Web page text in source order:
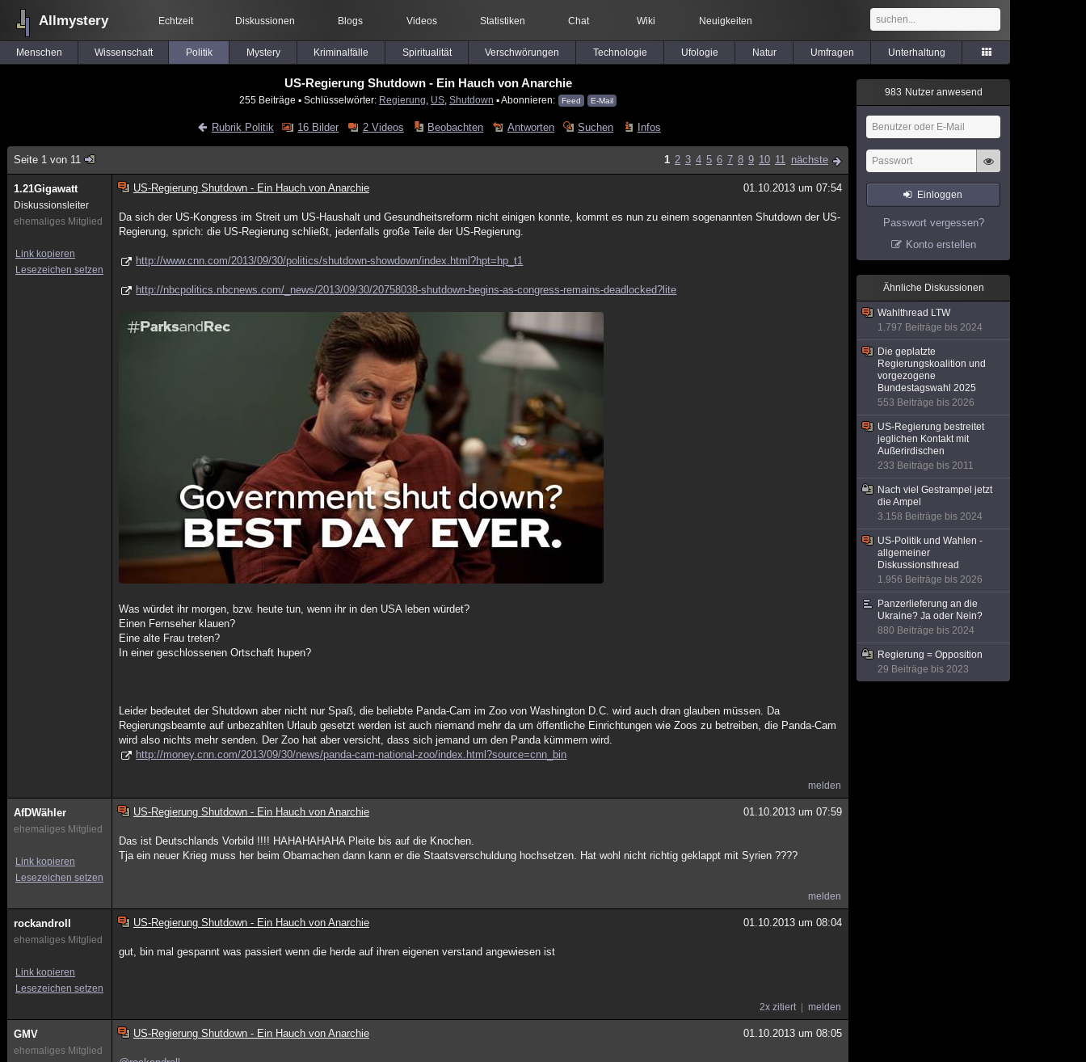
Allmystery Echtzeit Diskussionen Blogs Videos Statistiken Chat Wiki Neuigkeiten
Menschen Wissenschaft Politik Mystery Kriminalfälle Spiritualität Verschwörungen Technologie Ufologie Natur Umfragen Unterhaltung
US-Regierung Shutdown - Ein Hauch von Anarchie
255 Beiträge ▪ Schlüsselwörter: Regierung US Shutdown ▪ Abonnieren: Feed E-Mail
Rubrik Politik 16 Bilder 2 Videos Beobachten Antworten Suchen Infos
Seite 1 von 11 1 2 3 4 5 6 7 8 9 10 11 nächste
1.21Gigawatt
Diskussionsleiter
ehemaliges Mitglied
Link kopieren
Lesezeichen setzen
US-Regierung Shutdown - Ein Hauch von Anarchie 01.10.2013 um 07:54
Da sich der US-Kongress im Streit um US-Haushalt und Gesundheitsreform nicht einigen konnte, kommt es nun zu einem sogenannten Shutdown der US-
Regierung, sprich: die US-Regierung schließt, jedenfalls große Teile der US-Regierung.
http://www.cnn.com/2013/09/30/politics/shutdown-showdown/index.html?hpt=hp_t1
http://nbcpolitics.nbcnews.com/_news/2013/09/30/20758038-shutdown-begins-as-congress-remains-deadlocked?lite
Was würdet ihr morgen, bzw. heute tun, wenn ihr in den USA leben würdet?
Einen Fernseher klauen?
Eine alte Frau treten?
In einer geschlossenen Ortschaft hupen?
Leider bedeutet der Shutdown aber nicht nur Spaß, die beliebte Panda-Cam im Zoo von Washington D.C. wird auch dran glauben müssen. Da
Regierungsbeamte auf unbezahlten Urlaub gesetzt werden ist auch niemand mehr da um öffentliche Einrichtungen wie Zoos zu betreiben, die Panda-Cam
wird also nichts mehr senden. Der Zoo hat aber versicht, dass sich jemand um den Panda kümmern wird.
http://money.cnn.com/2013/09/30/news/panda-cam-national-zoo/index.html?source=cnn_bin
melden
AfDWähler
ehemaliges Mitglied
Link kopieren
Lesezeichen setzen
US-Regierung Shutdown - Ein Hauch von Anarchie 01.10.2013 um 07:59
Das ist Deutschlands Vorbild !!!! HAHAHAHAHA Pleite bis auf die Knochen.
Tja ein neuer Krieg muss her beim Obamachen dann kann er die Staatsverschuldung hochsetzen. Hat wohl nicht richtig geklappt mit Syrien ????
melden
rockandroll
ehemaliges Mitglied
Link kopieren
Lesezeichen setzen
US-Regierung Shutdown - Ein Hauch von Anarchie 01.10.2013 um 08:04
gut, bin mal gespannt was passiert wenn die herde auf ihren eigenen verstand angewiesen ist
2x zitiert melden
GMV
ehemaliges Mitglied
US-Regierung Shutdown - Ein Hauch von Anarchie 01.10.2013 um 08:05
983 Nutzer anwesend
Einloggen
Passwort vergessen?
Konto erstellen
Ähnliche Diskussionen
Wahlthread LTW
1.797 Beiträge bis 2024
Die geplatzte
Regierungskoalition und
vorgezogene
Bundestagswahl 2025
553 Beiträge bis 2026
US-Regierung bestreitet
jeglichen Kontakt mit
Außerirdischen
233 Beiträge bis 2011
Nach viel Gestrampel jetzt
die Ampel
3.158 Beiträge bis 2024
US-Politik und Wahlen -
allgemeiner
Diskussionsthread
1.956 Beiträge bis 2026
Panzerlieferung an die
Ukraine? Ja oder Nein?
880 Beiträge bis 2024
Regierung = Opposition
29 Beiträge bis 2023